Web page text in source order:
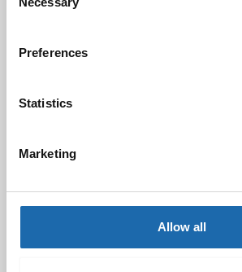
Selection
Preferences
Statistics
Marketing
Allow all